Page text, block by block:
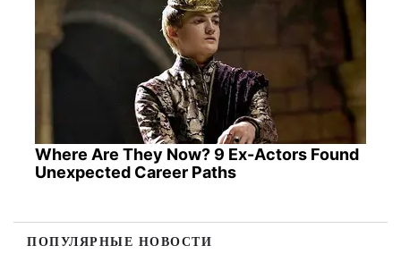
Where Are They Now? 9 Ex-Actors Found
Unexpected Career Paths
ПОПУЛЯРНЫЕ НОВОСТИ